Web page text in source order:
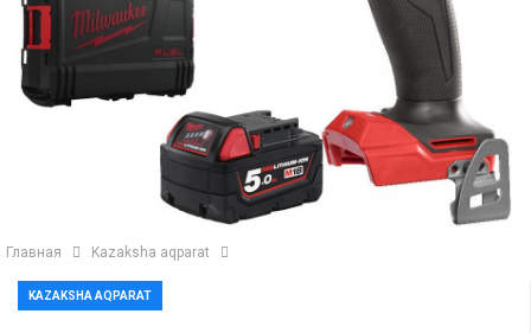
Главная Kazaksha aqparat
KAZAKSHA AQPARAT